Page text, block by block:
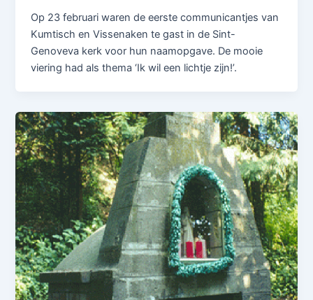
Op 23 februari waren de eerste communicantjes van
Kumtisch en Vissenaken te gast in de Sint-
Genoveva kerk voor hun naamopgave. De mooie
viering had als thema ‘Ik wil een lichtje zijn!’.